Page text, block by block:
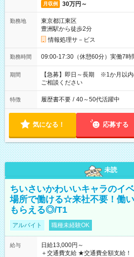
月収例 30万円～
勤務地
東京都江東区
豊洲駅から徒歩2分
情報処理サ－ビス
勤務時間 09:00-17:30（休憩60分）実働7時
期間
【急募】即日～長期 ※1か月以
ご相談ください
特徴 履歴書不要 / 40～50代活躍中
気になる！ 応募する
未読
ちいさいかわいいキャラのイ
場所で働ける☆来社不要！働
もらえる◎/T1
アルバイト 職種未経験OK
給与
日給13,000円～
＋交通費支給 ★交通費全額支給！ ┗案件により規定あり ★日払